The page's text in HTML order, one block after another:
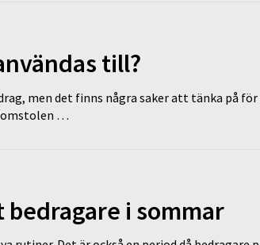
till?
men det finns några saker att tänka på
…
i sommar